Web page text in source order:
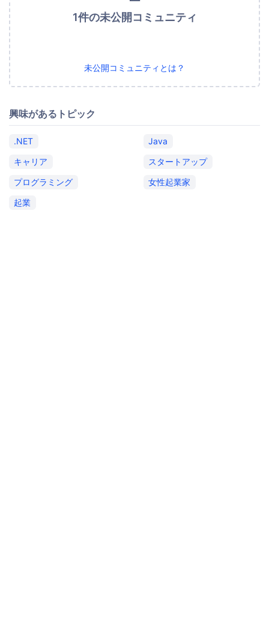
1件の未公開コミュニティ
未公開コミュニティとは？
興味があるトピック
.NET
Java
キャリア
スタートアップ
プログラミング
女性起業家
起業